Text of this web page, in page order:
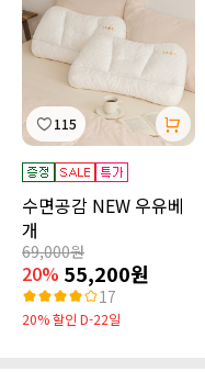
115
수면공감 NEW 우유베
개
69,000원
20% 55,200원
17
20% 할인 D-22일